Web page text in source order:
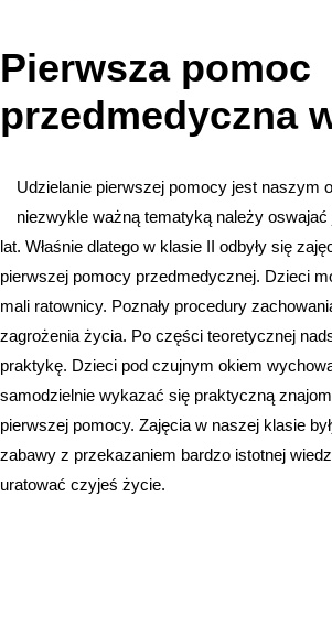
Pierwsza pomoc
przedmedyczna
Udzielanie pierwszej pomocy jest naszym
niezwykle ważną tematyką należy oswajać
lat. Właśnie dlatego w klasie II odbyły się
pierwszej pomocy przedmedycznej. Dzieci
mali ratownicy. Poznały procedury
zagrożenia życia. Po części teoretycznej
praktykę. Dzieci pod czujnym okiem
samodzielnie wykazać się praktyczną
pierwszej pomocy. Zajęcia w naszej klasie
zabawy z przekazaniem bardzo istotnej
uratować czyjeś życie.